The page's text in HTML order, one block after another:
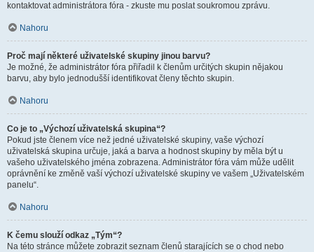
kontaktovat administrátora fóra - zkuste mu poslat soukromou zprávu.
Nahoru
Proč mají některé uživatelské skupiny jinou barvu?
Je možné, že administrátor fóra přiřadil k členům určitých skupin nějakou
barvu, aby bylo jednodušší identifikovat členy těchto skupin.
Nahoru
Co je to „Výchozí uživatelská skupina“?
Pokud jste členem více než jedné uživatelské skupiny, vaše výchozí
uživatelská skupina určuje, jaká a barva a hodnost skupiny by měla být u
vašeho uživatelského jména zobrazena. Administrátor fóra vám může udělit
oprávnění ke změně vaší výchozí uživatelské skupiny ve vašem „Uživatelském
panelu“.
Nahoru
K čemu slouží odkaz „Tým“?
Na této stránce můžete zobrazit seznam členů starajících se o chod nebo